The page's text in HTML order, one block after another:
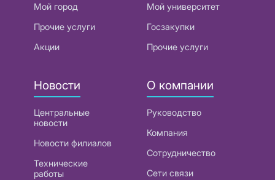
Мой город
Прочие услуги
Акции
Мой университет
Госзакупки
Прочие услуги
Новости
Центральные
новости
Новости филиалов
Технические
работы
О компании
Руководство
Компания
Сотрудничество
Сети связи